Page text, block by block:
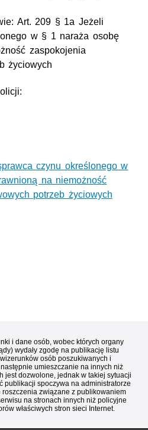
Art. 209 § 1a Jeżeli
w § 1 naraża osobę
zaspokojenia
życiowych
czynu określonego w
na niemożność
potrzeb życiowych
i dane osób, wobec których organy
wydały zgodę na publikację listu
osób poszukiwanych i
umieszczanie na innych niż
jest dozwolone, jednak w takiej sytuacji
publikacji spoczywa na administratorze
związane z publikowaniem
na stronach innych niż policyjne
właściwych stron sieci Internet.